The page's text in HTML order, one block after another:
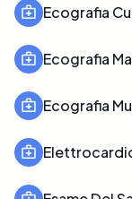
Ecografia
Ecografia
Ecografia